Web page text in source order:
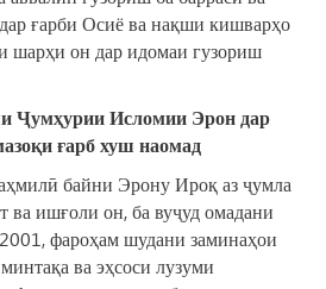
ғарби Осиё ва нақши кишварҳо
шарҳи он дар идомаи гузориш
Ҷумҳурии Исломии Эрон дар
ғарб хуш наомад
байни Эрону Ироқ аз ҷумла
ва ишғоли он, ба вуҷуд омадани
фароҳам шудани заминаҳои
ва эҳсоси лузуми